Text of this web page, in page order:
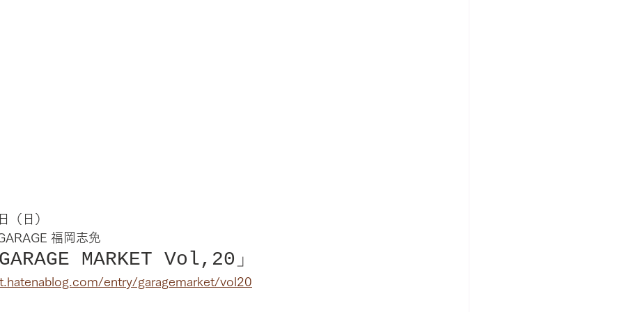
（日）
福岡志免
MARKET Vol,20」
entry/garagemarket/vol20